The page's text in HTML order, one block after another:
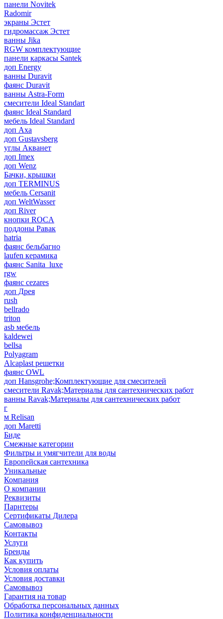
панели Novitek
Radomir
экраны Эстет
гидромассаж Эстет
ванны Jika
RGW комплектующие
панели каркасы Santek
доп Energy
ванны Duravit
фаянс Duravit
ванны Astra-Form
смесители Ideal Standart
фаянс Ideal Standard
мебель Ideal Standard
доп Axa
доп Gustavsberg
углы Акванет
доп Imex
доп Wenz
Бачки, крышки
доп TERMINUS
мебель Cersanit
доп WeltWasser
доп River
кнопки ROCA
поддоны Равак
hatria
фаянс бельбагно
laufen керамика
фаянс Sanita_luxe
rgw
фаянс cezares
доп Дрея
rush
bellrado
triton
asb мебель
kaldewei
bellsa
Polyagram
Alcaplast решетки
фаянс OWL
доп Hansgrohe;Комплектующие для смесителей
смесители Ravak;Материалы для сантехнических работ
ванны Ravak;Материалы для сантехнических работ
г
м Relisan
доп Maretti
Биде
Смежные категории
Фильтры и умягчители для воды
Европейская сантехника
Уникальные
Компания
О компании
Реквизиты
Парнтеры
Сертификаты Дилера
Самовывоз
Контакты
Услуги
Бренды
Как купить
Условия оплаты
Условия доставки
Самовывоз
Гарантия на товар
Обработка персональных данных
Политика конфиденциальности